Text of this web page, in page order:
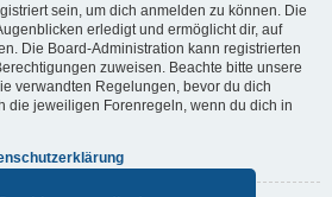
sein, um dich anmelden zu können. Die
erledigt und ermöglicht dir, auf
Die Board-Administration kann registrierten
zuweisen. Beachte bitte unsere
verwandten Regelungen, bevor du dich
die jeweiligen Forenregeln, wenn du dich in